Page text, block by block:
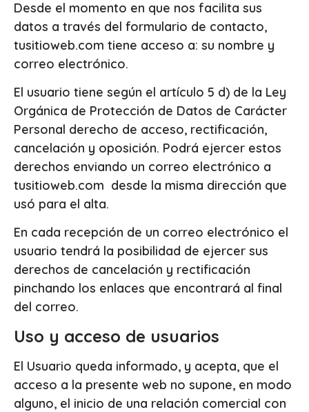
Desde el momento en que nos facilita sus
datos a través del formulario de contacto,
tusitioweb.com tiene acceso a: su nombre y
correo electrónico.
El usuario tiene según el artículo 5 d) de la Ley
Orgánica de Protección de Datos de Carácter
Personal derecho de acceso, rectificación,
cancelación y oposición. Podrá ejercer estos
derechos enviando un correo electrónico a
tusitioweb.com desde la misma dirección que
usó para el alta.
En cada recepción de un correo electrónico el
usuario tendrá la posibilidad de ejercer sus
derechos de cancelación y rectificación
pinchando los enlaces que encontrará al final
del correo.
Uso y acceso de usuarios
El Usuario queda informado, y acepta, que el
acceso a la presente web no supone, en modo
alguno, el inicio de una relación comercial con